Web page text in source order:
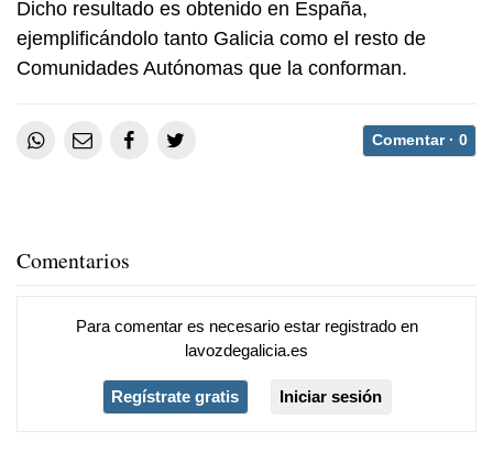
Dicho resultado es obtenido en España,
ejemplificándolo tanto Galicia como el resto de
Comunidades Autónomas que la conforman.
Comentar · 0
Comentarios
Para comentar es necesario estar registradoen
lavozdegalicia.es
Regístrate gratis Iniciar sesión